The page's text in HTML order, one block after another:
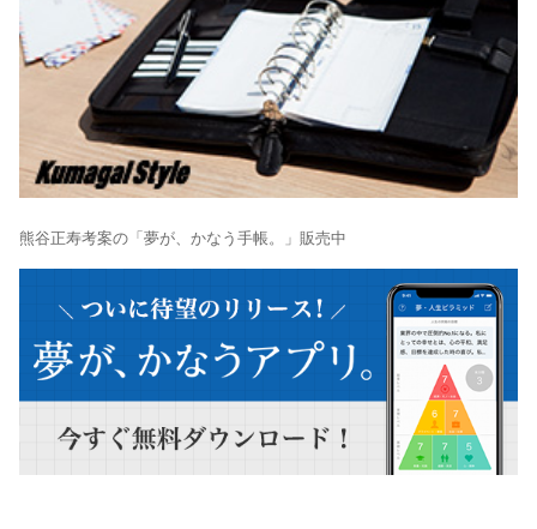
熊谷正寿考案の「夢が、かなう手帳。」販売中